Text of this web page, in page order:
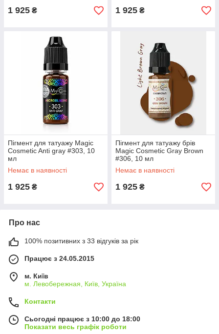
1 925 ₴ 1 925 ₴
Пігмент для татуажу Magic
Cosmetic Anti gray #303, 10
мл
Немає в наявності
1 925 ₴
Пігмент для татуажу брів
Magic Cosmetic Gray Brown
#306, 10 мл
Немає в наявності
1 925 ₴
Про нас
100% позитивних з 33 відгуків за рік
Працює з 24.05.2015
м. Київ
м. Левобережная, Київ, Україна
Контакти
Сьогодні працює з 10:00 до 18:00
Показати весь графік роботи